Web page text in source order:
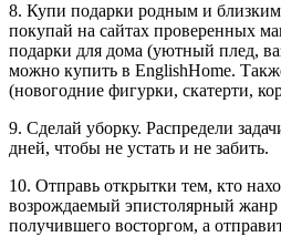
8. Купи подарки родным и
покупай на сайтах проверенных
подарки для дома (уютный плед,
можно купить в EnglishHome.
(новогодние фигурки, скатерти,
9. Сделай уборку. Распредели
дней, чтобы не устать и не забить.
10. Отправь открытки тем, кто
возрождаемый эпистолярный жанр
получившего восторгом, а